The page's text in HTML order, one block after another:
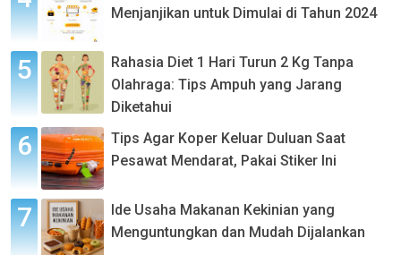
Menjanjikan untuk Dimulai di Tahun 2024
Rahasia Diet 1 Hari Turun 2 Kg Tanpa
Olahraga: Tips Ampuh yang Jarang
Diketahui
Tips Agar Koper Keluar Duluan Saat
Pesawat Mendarat, Pakai Stiker Ini
Ide Usaha Makanan Kekinian yang
Menguntungkan dan Mudah Dijalankan